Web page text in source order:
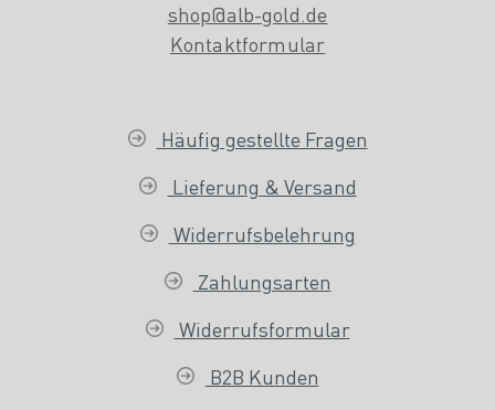
shop@alb-gold.de
Kontaktformular
Häufig gestellte Fragen
Lieferung & Versand
Widerrufsbelehrung
Zahlungsarten
Widerrufsformular
B2B Kunden